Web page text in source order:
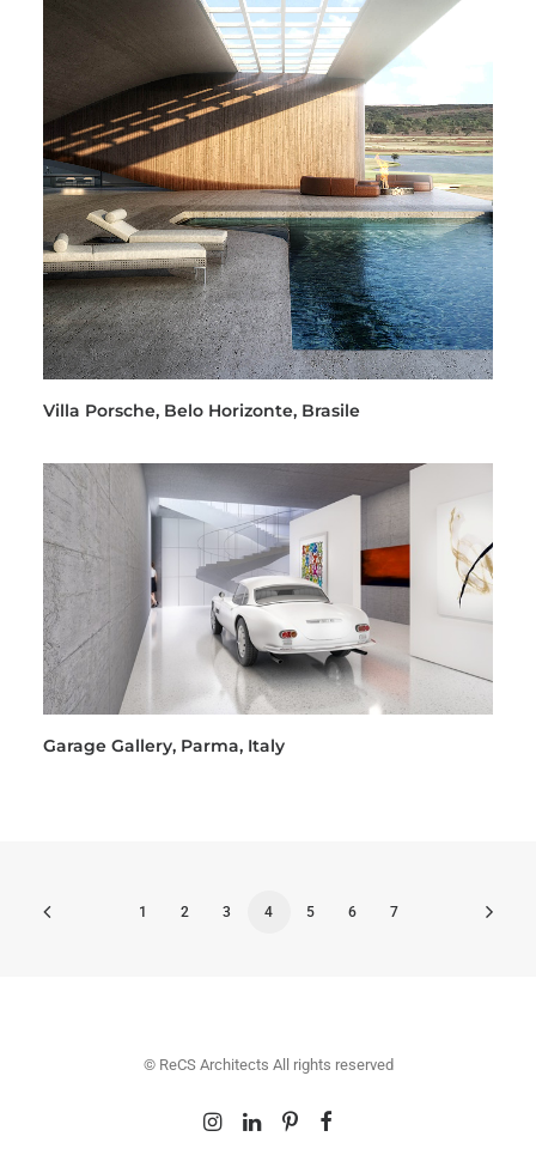
Villa Porsche, Belo Horizonte, Brasile
Garage Gallery, Parma, Italy
1 2 3 4 5 6 7
© ReCS Architects All rights reserved